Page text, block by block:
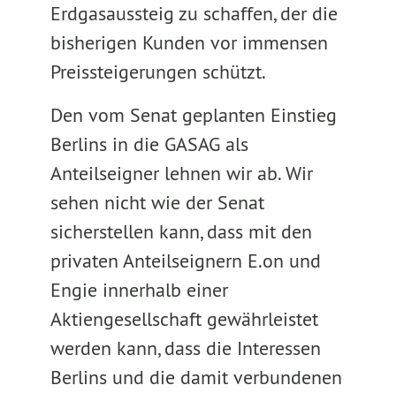
Erdgasaussteig zu schaffen, der die
bisherigen Kunden vor immensen
Preissteigerungen schützt.
Den vom Senat geplanten Einstieg
Berlins in die GASAG als
Anteilseigner lehnen wir ab. Wir
sehen nicht wie der Senat
sicherstellen kann, dass mit den
privaten Anteilseignern E.on und
Engie innerhalb einer
Aktiengesellschaft gewährleistet
werden kann, dass die Interessen
Berlins und die damit verbundenen